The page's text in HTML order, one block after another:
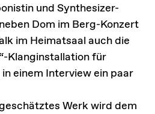
und Synthesizer-
Dom im Berg-Konzert
im Heimatsaal auch die
Klanginstallation für
einem Interview ein paar
Werk wird dem